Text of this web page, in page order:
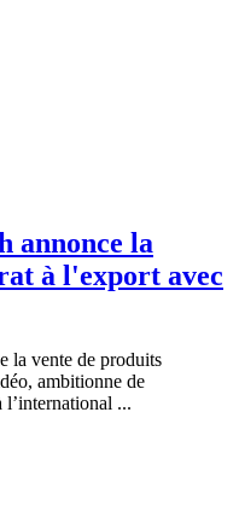
annonce la
à l'export avec
la vente de produits
ambitionne de
l’international ...